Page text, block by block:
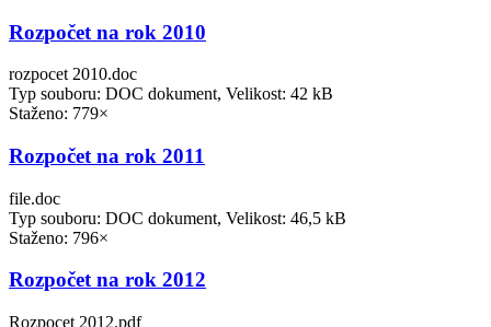
Rozpočet na rok 2010
rozpocet 2010.doc
Typ souboru: DOC dokument, Velikost: 42 kB
Staženo: 779×
Rozpočet na rok 2011
file.doc
Typ souboru: DOC dokument, Velikost: 46,5 kB
Staženo: 796×
Rozpočet na rok 2012
Rozpocet 2012.pdf